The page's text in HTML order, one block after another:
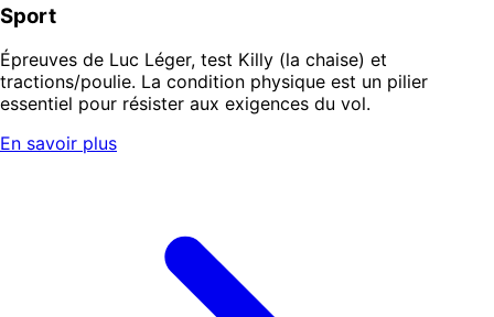
Sport
Épreuves de Luc Léger, test Killy (la chaise) et
tractions/poulie. La condition physique est un pilier
essentiel pour résister aux exigences du vol.
En savoir plus